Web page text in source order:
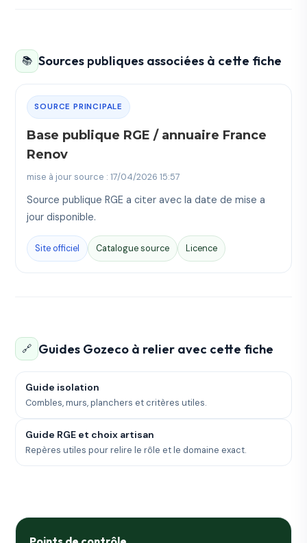
📚 Sources publiques associées à cette fiche
SOURCE PRINCIPALE
Base publique RGE / annuaire France
Renov
mise à jour source : 17/04/2026 15:57
Source publique RGE a citer avec la date de mise a
jour disponible.
Site officiel Catalogue source Licence
🔗 Guides Gozeco à relier avec cette fiche
Guide isolation
Combles, murs, planchers et critères utiles.
Guide RGE et choix artisan
Repères utiles pour relire le rôle et le domaine exact.